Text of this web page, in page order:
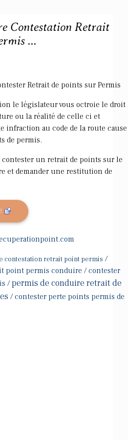
Contestation Retrait
...
Retrait de points sur Permis
le législateur vous octroie le droit
ou la réalité de celle ci et
infraction au code de la route cause
de permis.
contester un retrait de points sur le
et demander une restitution de
contestation retrait point permis /
point permis conduire /contester
/permis de conduire retrait de
/contester perte points permis de